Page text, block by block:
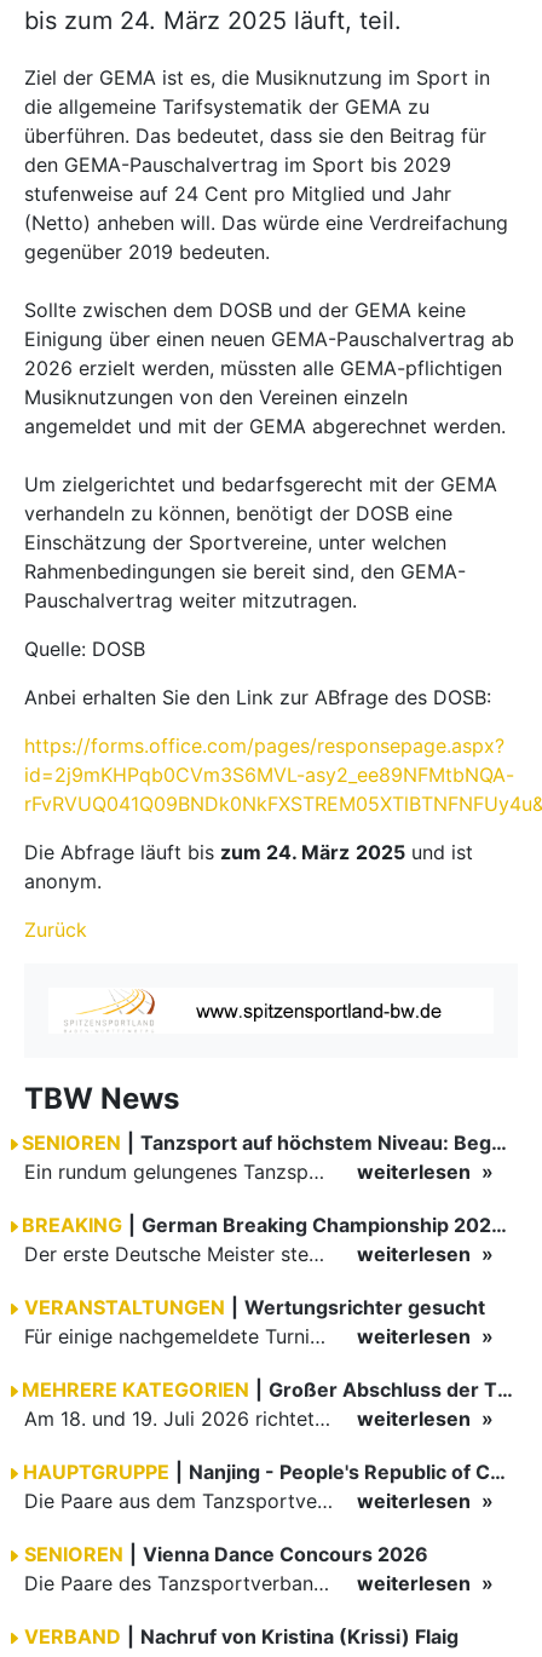
bis zum 24. März 2025 läuft, teil.
Ziel der GEMA ist es, die Musiknutzung im Sport in
die allgemeine Tarifsystematik der GEMA zu
überführen. Das bedeutet, dass sie den Beitrag für
den GEMA-Pauschalvertrag im Sport bis 2029
stufenweise auf 24 Cent pro Mitglied und Jahr
(Netto) anheben will. Das würde eine Verdreifachung
gegenüber 2019 bedeuten.
Sollte zwischen dem DOSB und der GEMA keine
Einigung über einen neuen GEMA-Pauschalvertrag ab
2026 erzielt werden, müssten alle GEMA-pflichtigen
Musiknutzungen von den Vereinen einzeln
angemeldet und mit der GEMA abgerechnet werden.
Um zielgerichtet und bedarfsgerecht mit der GEMA
verhandeln zu können, benötigt der DOSB eine
Einschätzung der Sportvereine, unter welchen
Rahmenbedingungen sie bereit sind, den GEMA-
Pauschalvertrag weiter mitzutragen.
Quelle: DOSB
Anbei erhalten Sie den Link zur ABfrage des DOSB:
https://forms.office.com/pages/responsepage.aspx?
id=2j9mKHPqb0CVm3S6MVL-asy2_ee89NFMtbNQA-
Die Abfrage läuft bis zum 24. März 2025 und ist
anonym.
Zurück
TBW News
SENIOREN
Tanzsport auf höchstem Niveau: Begeisterung bei den Turnieren in…
Ein rundum gelungenes Tanzsport-Wochenende liegt hinter den Paaren und Organisatoren in Enzklösterle. Am 1. und 2. August 2026 verwandelte sich die Festhalle wieder in einen lebendigen Mittelpunkt des…
weiterlesen
BREAKING
German Breaking Championship 2026 in Hannover
Der erste Deutsche Meister steht fest B-Boy Roman siegt bei den Juniors
weiterlesen
VERANSTALTUNGEN
Wertungsrichter gesucht
Für einige nachgemeldete Turniere im 2 Halbjahr sucht der ZWE noch Wertungsrichter.
weiterlesen
MEHRERE KATEGORIEN
Großer Abschluss der TBW-Trophy in Weinheim
Am 18. und 19. Juli 2026 richtete die Tanzsportabteilung (TSA) der TSG 1862 Weinheim das Abschlussturnier der diesjährigen TBW-Trophy-Serie aus. Zum traditionellen Saisonfinale kamen rund 400 Starts über…
weiterlesen
HAUPTGRUPPE
Nanjing - People's Republic of China
Die Paare aus dem Tanzsportverband Baden-Württemberg (TBW) haben beim hochklassig besetzten WDSF GrandSlam im chinesischen Nanjing wieder einmal auf internationalem Top-Niveau geglänzt. Das…
weiterlesen
SENIOREN
Vienna Dance Concours 2026
Die Paare des Tanzsportverbandes Baden-Württemberg (TBW) glänzten auf dem internationalen Parkett des Vienna Dance Concourse 2026 im Wiener Rathaus mit hervorragenden Platzierungen Ergebnisse unter: …
weiterlesen
VERBAND
Nachruf von Kristina (Krissi) Flaig